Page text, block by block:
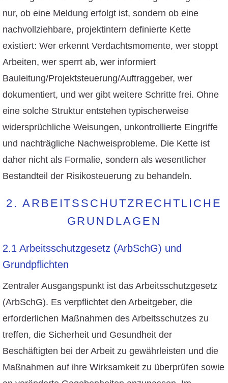
nur, ob eine Meldung erfolgt ist, sondern ob eine
nachvollziehbare, projektintern definierte Kette
existiert: Wer erkennt Verdachtsmomente, wer stoppt
Arbeiten, wer sperrt ab, wer informiert
Bauleitung/Projektsteuerung/Auftraggeber, wer
dokumentiert, und wer gibt weitere Schritte frei. Ohne
eine solche Struktur entstehen typischerweise
widersprüchliche Weisungen, unkontrollierte Eingriffe
und nachträgliche Nachweisprobleme. Die Kette ist
daher nicht als Formalie, sondern als wesentlicher
Bestandteil der Risikosteuerung zu behandeln.
2. ARBEITSSCHUTZRECHTLICHE
GRUNDLAGEN
2.1 Arbeitsschutzgesetz (ArbSchG) und
Grundpflichten
Zentraler Ausgangspunkt ist das Arbeitsschutzgesetz
(ArbSchG). Es verpflichtet den Arbeitgeber, die
erforderlichen Maßnahmen des Arbeitsschutzes zu
treffen, die Sicherheit und Gesundheit der
Beschäftigten bei der Arbeit zu gewährleisten und die
Maßnahmen auf ihre Wirksamkeit zu überprüfen sowie